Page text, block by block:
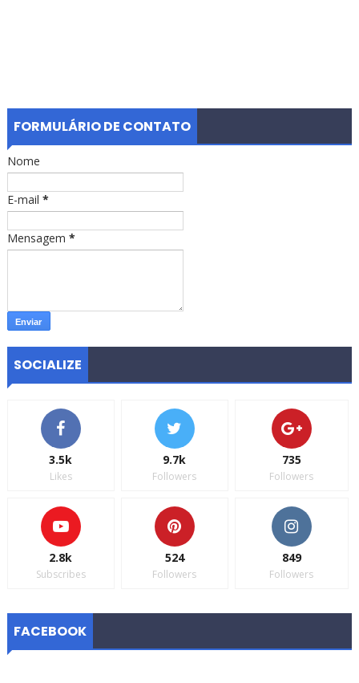
FORMULÁRIO DE CONTATO
Nome
E-mail *
Mensagem *
SOCIALIZE
3.5k
Likes
9.7k
Followers
735
Followers
2.8k
Subscribes
524
Followers
849
Followers
FACEBOOK